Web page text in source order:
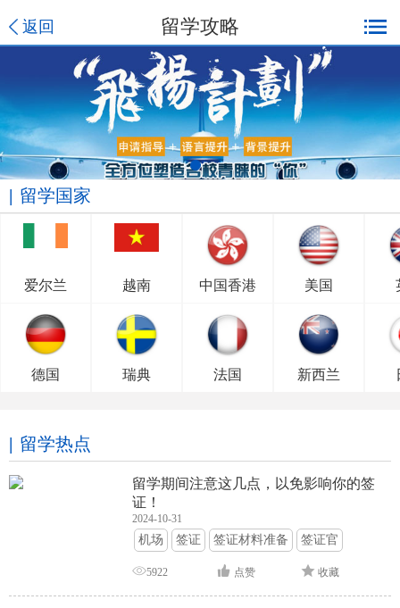
返回 留学攻略
留学国家
爱尔兰 越南 中国香港 美国
德国 瑞典 法国 新西兰
留学热点
留学期间注意这几点，以免影响你的签
证！
2024-10-31
机场 签证 签证材料准备 签证官
签证面试 签证申请攻略
5922 点赞 收藏